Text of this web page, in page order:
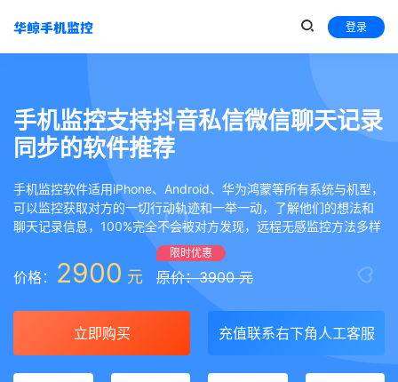
登录
手机监控支持抖音私信微信聊天记录
同步的软件推荐
手机监控软件适用iPhone、Android、华为鸿蒙等所有系统与机型，
可以监控获取对方的一切行动轨迹和一举一动，了解他们的想法和
聊天记录信息，100%完全不会被对方发现，远程无感监控方法多样
价格： 2900 元
限时优惠
原价：3900 元
立即购买 充值联系右下角人工客服